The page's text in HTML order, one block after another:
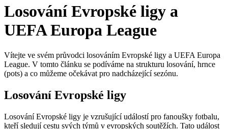
Losování Evropské ligy a
UEFA Europa League
Vítejte ve svém průvodci losováním Evropské ligy a UEFA Europa
League. V tomto článku se podíváme na strukturu losování, hrnce
(pots) a co můžeme očekávat pro nadcházející sezónu.
Losování Evropské ligy
Losování Evropské ligy je vzrušující událostí pro fanoušky fotbalu,
kteří sledují cestu svých týmů v evropských soutěžích. Tato událost